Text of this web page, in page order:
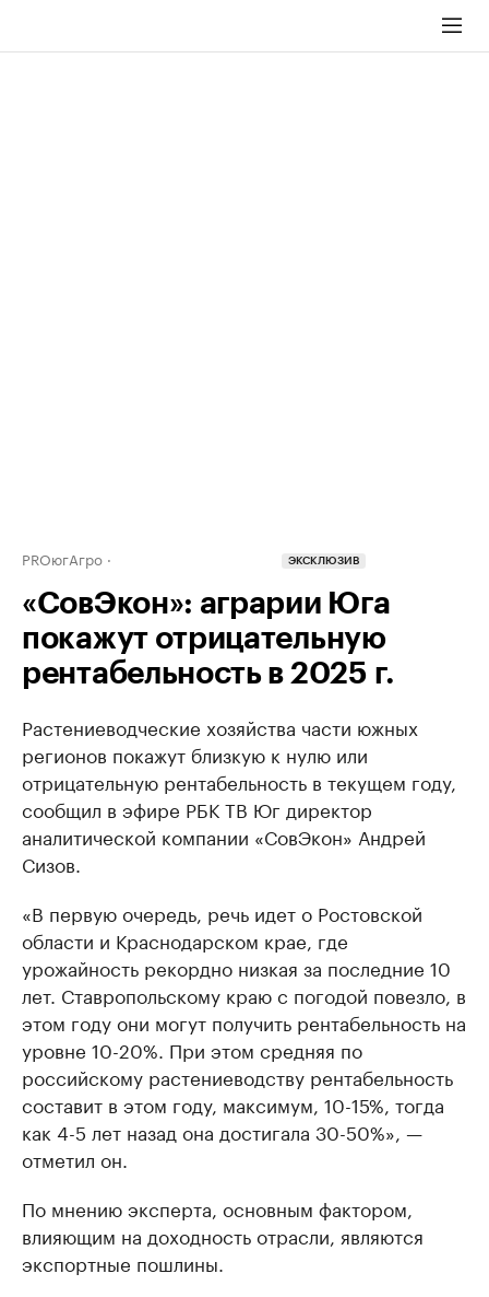
PROюгАгро ЭКСКЛЮЗИВ
«СовЭкон»: аграрии Юга
покажут отрицательную
рентабельность в 2025 г.
Растениеводческие хозяйства части южных
регионов покажут близкую к нулю или
отрицательную рентабельность в текущем году,
сообщил в эфире РБК ТВ Юг директор
аналитической компании «СовЭкон» Андрей
Сизов.
«В первую очередь, речь идет о Ростовской
области и Краснодарском крае, где
урожайность рекордно низкая за последние 10
лет. Ставропольскому краю с погодой повезло, в
этом году они могут получить рентабельность на
уровне 10-20%. При этом средняя по
российскому растениеводству рентабельность
составит в этом году, максимум, 10-15%, тогда
как 4-5 лет назад она достигала 30-50%», —
отметил он.
По мнению эксперта, основным фактором,
влияющим на доходность отрасли, являются
экспортные пошлины.